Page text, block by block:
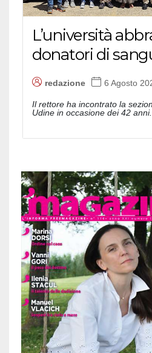
L’università
donatori di
redazione 6 Agosto
Il rettore ha incontrato la
Udine in occasione dei 42 anni...